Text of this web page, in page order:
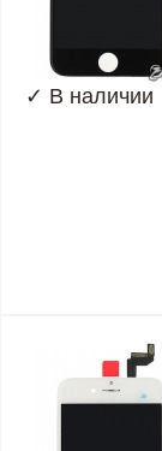
✓ В наличии